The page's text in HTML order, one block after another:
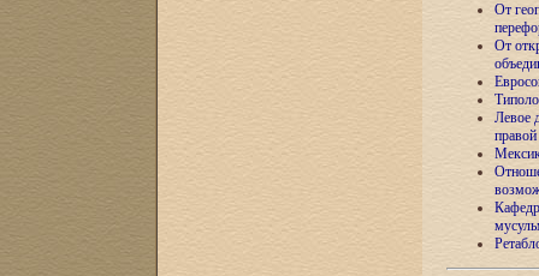
От
От
Левое